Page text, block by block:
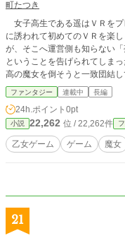
町たつき
女子高生である遥はＶＲを
に誘われて初めてのＶＲを楽
が、そこへ運営側も知らない
ということを告げられてしま
高の魔女を倒そうと一致団結
決意する。イケメンＮＰＣた
ようにソロで戦っていたプレ
ゲースチルのような展開を含
ないか」という鬱憤から連載
ろ皆でわいわいとゲームを楽
るかと。温かい目で見ていた
ファンタジー 連載中 長編
24h.ポイント 0pt
小説 22,262 位 / 22,262件
乙女ゲーム ゲーム 魔女
21